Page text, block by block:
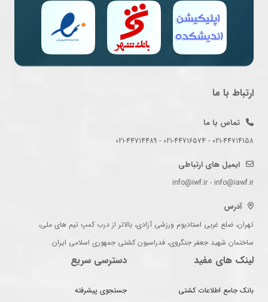
ارتباط با ما
تماس با ما
021-44714158 - 021-44716574 - 021-44714489
ایمیل های ارتباطی
info@iwf.ir - info@iawf.ir
آدرس
تهران، ضلع غربی استادیوم ورزشی آزادی، بالاتر از درب کمپ تیم های ملی،
ساختمان شهید جعفر جنگروی، فدراسیون کشتی جمهوری اسلامی ایران
لینک های مفید
بانک جامع اطلاعات کشتی
دسترسی سریع
جستجوی پیشرفته